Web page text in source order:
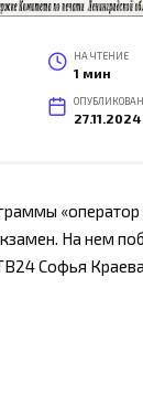
НА ЧТЕНИЕ
1 мин
27.11.2024
На нем
Софья